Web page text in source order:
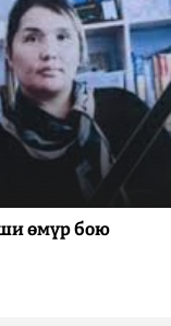
өмүр бою